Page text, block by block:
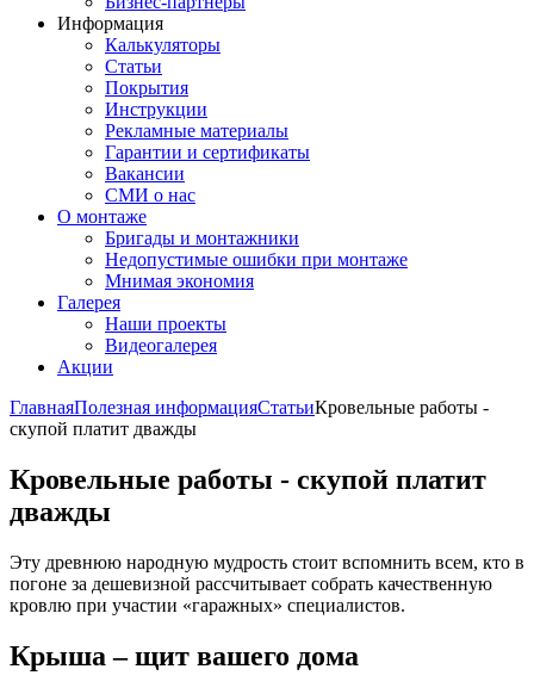
Информация
Калькуляторы
Статьи
Покрытия
Инструкции
Рекламные материалы
Гарантии и сертификаты
Вакансии
СМИ о нас
О монтаже
Бригады и монтажники
Недопустимые ошибки при монтаже
Мнимая экономия
Галерея
Наши проекты
Видеогалерея
Акции
ГлавнаяПолезная информацияСтатьиКровельные работы -
скупой платит дважды
Кровельные работы - скупой платит
дважды
Эту древнюю народную мудрость стоит вспомнить всем, кто в
погоне за дешевизной рассчитывает собрать качественную
кровлю при участии «гаражных» специалистов.
Крыша – щит вашего дома